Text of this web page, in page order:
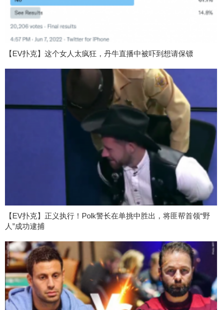
【EV扑克】这个女人太疯狂，丹牛直播中被吓到想请保镖
【EV扑克】正义执行！Polk警长在单挑中胜出，将匪帮首领“野
人”成功逮捕